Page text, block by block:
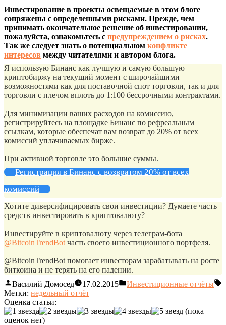
Инвестирование в проекты освещаемые в этом блоге
сопряжены с определенными рисками. Прежде, чем
принимать окончательное решение об инвестировании,
пожалуйста, ознакомьтесь с предупреждением о рисках.
Так же следует знать о потенциальном конфликте
интересов между читателями и автором блога.
Я использую Бинанс как лучшую и самую большую
криптобиржу на текущий момент с широчайшими
возможностями как для поставочной спот торговли, так и для
торговли с плечом вплоть до 1:100 бессрочными контрактами.
Для минимизации ваших расходов на комиссию,
регистрируйтесь на площадке Бинанс по рефреальным
ссылкам, которые обеспечат вам возврат до 20% от всех
комиссий уплачиваемых бирже.
При активной торговле это большие суммы.
Регистрация в Бинанс с возвратом 20% от всех
комиссий
Хотите диверсифицировать свои инвестиции? Думаете часть
средств инвестировать в криптовалюту?
Инвестируйте в криптовалюту через телеграм-бота
@BitcoinTrendBot часть своего инвестиционного портфеля.
@BitcoinTrendBot помогает инвесторам зарабатывать на росте
биткоина и не терять на его падении.
Василий Домосед
17.02.2015
Инвестиционные отчёты
Метки: недельный отчёт
Оценка статьи:
(пока
оценок нет)